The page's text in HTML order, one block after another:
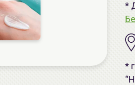
*
*